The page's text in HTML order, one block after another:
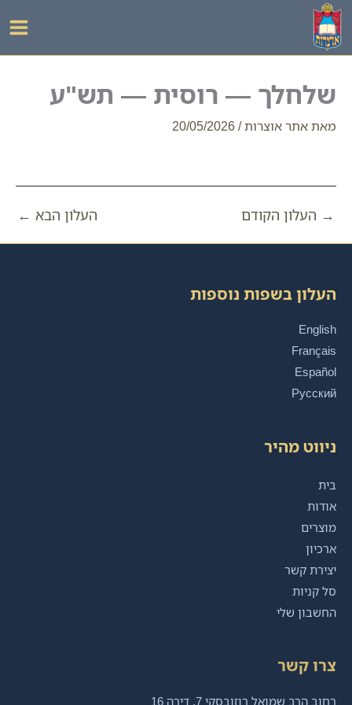
דילוג
לתוכן
שלחלך — רוסית — תש"ע
מאתאתר אוצרות/
20/05/2026
→ העלון הקודם העלון הבא ←
העלון בשפות נוספות
English
Français
Español
Русский
ניווט מהיר
בית
אודות
מוצרים
ארכיון
יצירת קשר
סל קניות
החשבון שלי
צרו קשר
רחוב הרב שמואל רוזובסקי 7, דירה 16